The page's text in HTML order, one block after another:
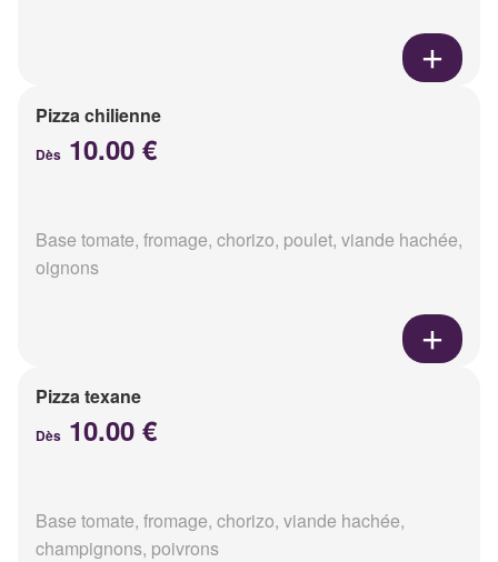
Pizza chilienne
Dès 10.00 €
Base tomate, fromage, chorizo, poulet, viande hachée,
oignons
Pizza texane
Dès 10.00 €
Base tomate, fromage, chorizo, viande hachée,
champignons, poivrons